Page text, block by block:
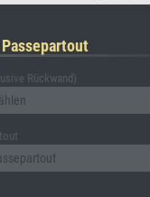
Rückwand)